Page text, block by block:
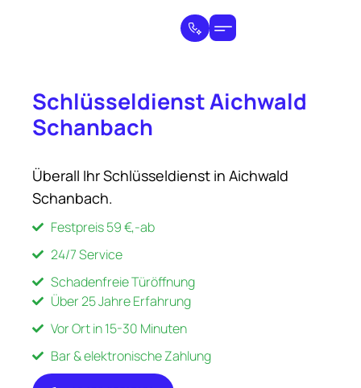
Schlüsseldienst Aichwald
Schanbach
Überall Ihr Schlüsseldienst in Aichwald
Schanbach.
Festpreis 59 €,-ab
24/7 Service
Schadenfreie Türöffnung
Über 25 Jahre Erfahrung
Vor Ort in 15-30 Minuten
Bar & elektronische Zahlung